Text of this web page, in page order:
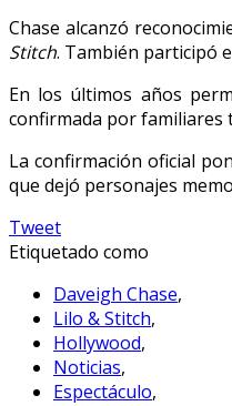
Chase alcanzó
Stitch. También participó
En los últimos años
confirmada por familiares
La confirmación oficial
que dejó personajes
Tweet
Etiquetado como
Daveigh Chase,
Lilo & Stitch,
Hollywood,
Noticias,
Espectáculo,